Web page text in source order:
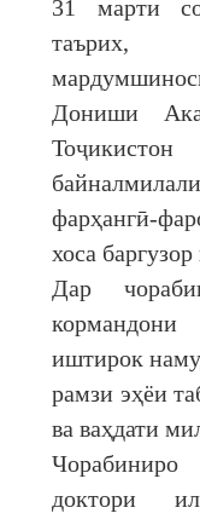
31 марти
таърих,
Дониши
фарҳангӣ-
хоса
Дар
иштирок
рамзи эҳёи
ва ваҳдати
доктори